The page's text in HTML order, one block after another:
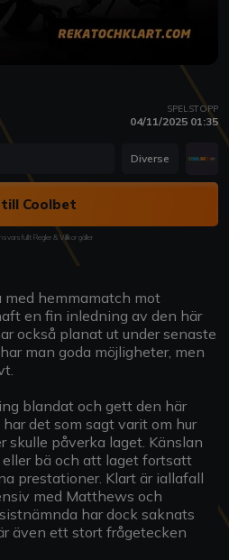
SPELSTOPP
04/11/2025 01:35
Diverse
till Coolbet
Regler & Villkor gäller
med hemmamatch mot
en fin inledning av den här
också planat ut under senaste
man goda möjligheter, men
blandat och gett den här
det som sagt varit om hur
skulle påverka laget. Känslan
bä och att laget fortsatt
prestationer. Klart är iallafall
med Matthews och
har dock saknats
även ett stort frågetecken